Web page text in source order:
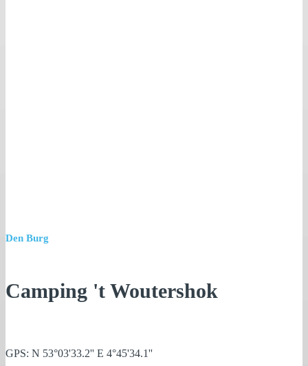
Den Burg
Camping 't Woutershok
GPS: N 53°03'33.2'' E 4°45'34.1''